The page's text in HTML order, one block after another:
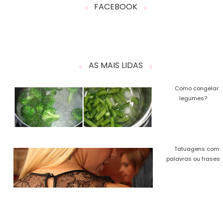
FACEBOOK
AS MAIS LIDAS
Como congelar
legumes?
Tatuagens com
palavras ou frases